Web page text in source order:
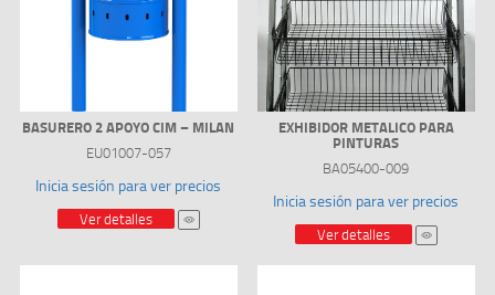
BASURERO 2 APOYO CIM – MILAN
EU01007-057
Inicia sesión para ver precios
Ver detalles
EXHIBIDOR METALICO PARA
PINTURAS
BA05400-009
Inicia sesión para ver precios
Ver detalles